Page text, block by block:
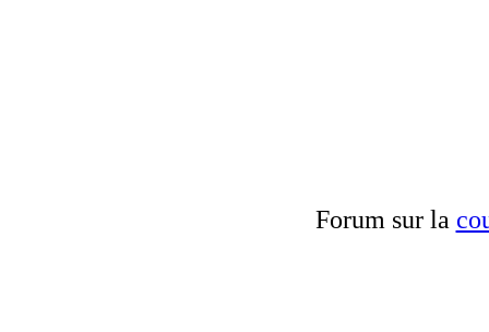
Forum sur la